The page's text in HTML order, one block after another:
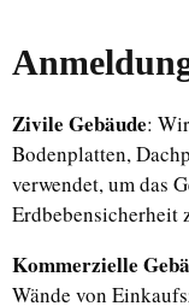
Zivile Gebäude:
Bodenplatten,
verwendet, um das
Erdbebensicherheit
Kommerzielle
Wände von